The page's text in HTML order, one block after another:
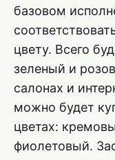
базовом
цвету. Всего
зеленый и
салонах и
можно будет
цветах:
фиолетовый.